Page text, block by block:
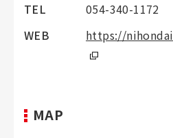
TEL
054-340-1172
WEB
https://
MAP